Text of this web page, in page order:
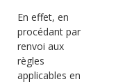
En effet, en
procédant par
renvoi aux
règles
applicables en